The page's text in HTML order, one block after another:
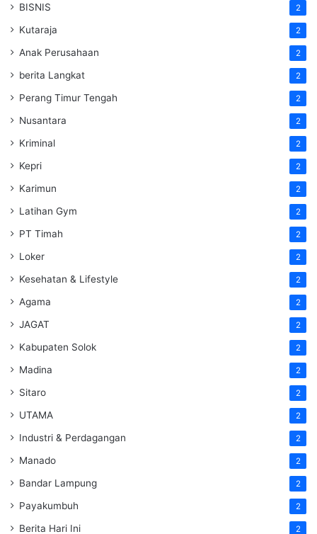
BISNIS 2
Kutaraja 2
Anak Perusahaan 2
berita Langkat 2
Perang Timur Tengah 2
Nusantara 2
Kriminal 2
Kepri 2
Karimun 2
Latihan Gym 2
PT Timah 2
Loker 2
Kesehatan & Lifestyle 2
Agama 2
JAGAT 2
Kabupaten Solok 2
Madina 2
Sitaro 2
UTAMA 2
Industri & Perdagangan 2
Manado 2
Bandar Lampung 2
Payakumbuh 2
Berita Hari Ini 2